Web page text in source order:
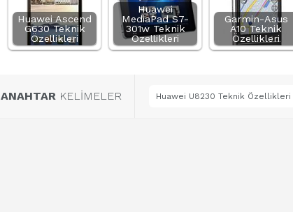
Huawei Ascend
G630 Teknik
Özellikleri
Huawei
MediaPad S7-
301w Teknik
Özellikleri
Garmin-Asus
A10 Teknik
Özellikleri
ANAHTAR KELİMELER Huawei U8230 Teknik Özellikleri